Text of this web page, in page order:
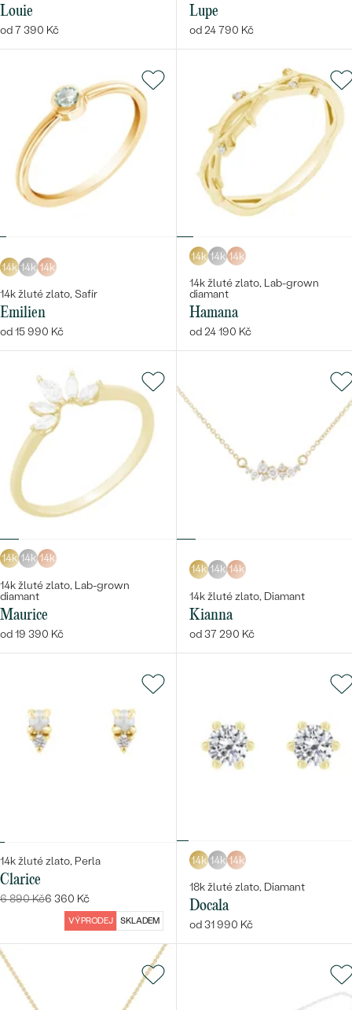
Louie
od 7 390 Kč
Lupe
od 24 790 Kč
14k 14k 14k
14k žluté zlato, Safír
Emilien
od 15 990 Kč
14k 14k 14k
14k žluté zlato, Lab-grown
diamant
Hamana
od 24 190 Kč
14k 14k 14k
14k žluté zlato, Lab-grown
diamant
Maurice
od 19 390 Kč
14k 14k 14k
14k žluté zlato, Diamant
Kianna
od 37 290 Kč
14k žluté zlato, Perla
Clarice
6 890 Kč6 360 Kč
VÝPRODEJ SKLADEM
14k 14k 14k
18k žluté zlato, Diamant
Docala
od 31 990 Kč